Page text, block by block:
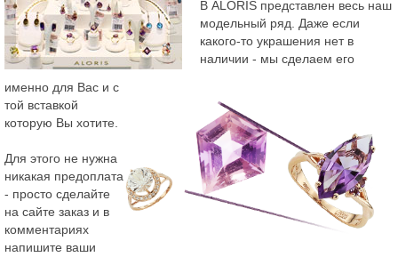
В ALORIS представлен весь наш
модельный ряд. Даже если
какого-то украшения нет в
наличии - мы сделаем его
именно для Вас и с
той вставкой
которую Вы хотите.
Для этого не нужна
никакая предоплата
- просто сделайте
на сайте заказ и в
комментариях
напишите ваши